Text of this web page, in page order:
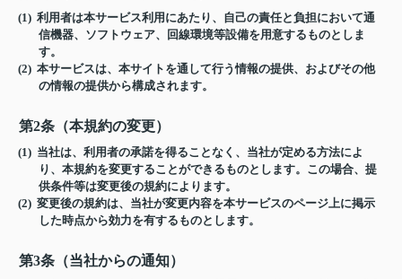
(1) 利用者は本サービス利用にあたり、自己の責任と負担において通
信機器、ソフトウェア、回線環境等設備を用意するものとしま
す。
(2) 本サービスは、本サイトを通して行う情報の提供、およびその他
の情報の提供から構成されます。
第2条（本規約の変更）
(1) 当社は、利用者の承諾を得ることなく、当社が定める方法によ
り、本規約を変更することができるものとします。この場合、提
供条件等は変更後の規約によります。
(2) 変更後の規約は、当社が変更内容を本サービスのページ上に掲示
した時点から効力を有するものとします。
第3条（当社からの通知）